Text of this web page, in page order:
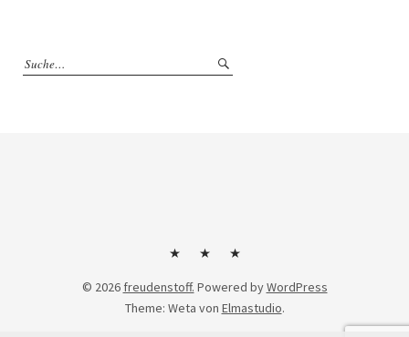
KontaktImpressumDatenschutzerklärung
© 2026 freudenstoff. Powered byWordPress
Theme: Weta von Elmastudio.